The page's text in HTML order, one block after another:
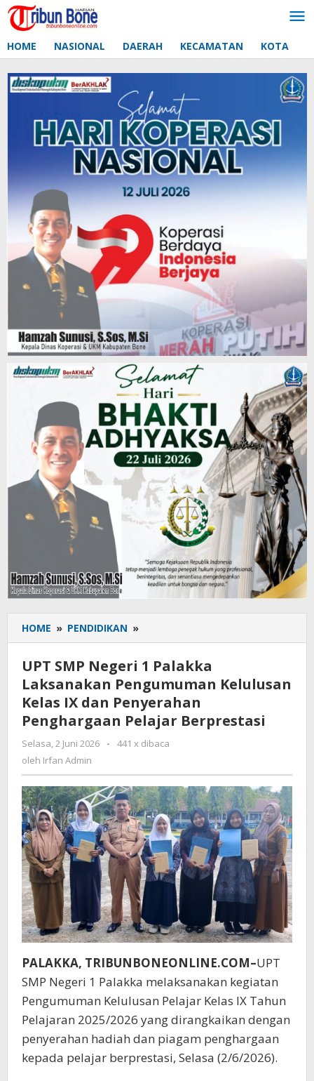
Lewati
ke
HOME NASIONAL DAERAH KECAMATAN KOTA
HOME » PENDIDIKAN »
SMP
Negeri
1
Palakka
Laksanakan
Pengumuman
Kelulusan
Kelas
dan
Penyerahan
Penghargaan
Pelajar
Berprestasi
UPT SMP Negeri 1 Palakka
Laksanakan Pengumuman Kelulusan
Kelas IX dan Penyerahan
Penghargaan Pelajar Berprestasi
Selasa, 2 Juni 2026
oleh
-
441 x dibaca
oleh Irfan Admin
PALAKKA, TRIBUNBONEONLINE.COM–UPT
SMP Negeri 1 Palakka melaksanakan kegiatan
Pengumuman Kelulusan Pelajar Kelas IX Tahun
Pelajaran 2025/2026 yang dirangkaikan dengan
penyerahan hadiah dan piagam penghargaan
kepada pelajar berprestasi, Selasa (2/6/2026).